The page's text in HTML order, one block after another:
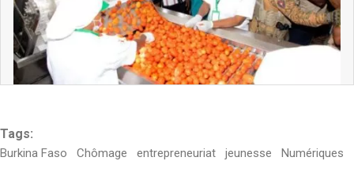
Tags:
Burkina Faso Chômage entrepreneuriat jeunesse Numériques